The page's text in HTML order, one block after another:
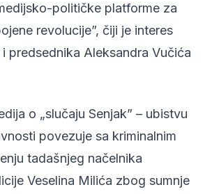
političke platforme za
revolucije”, čiji je interes
i predsednika Aleksandra Vučića
o „slučaju Senjak” – ubistvu
povezuje sa kriminalnim
tadašnjeg načelnika
Veselina Milića zbog sumnje